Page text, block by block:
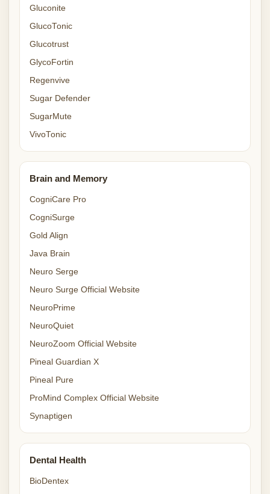
Gluconite
GlucoTonic
Glucotrust
GlycoFortin
Regenvive
Sugar Defender
SugarMute
VivoTonic
Brain and Memory
CogniCare Pro
CogniSurge
Gold Align
Java Brain
Neuro Serge
Neuro Surge Official Website
NeuroPrime
NeuroQuiet
NeuroZoom Official Website
Pineal Guardian X
Pineal Pure
ProMind Complex Official Website
Synaptigen
Dental Health
BioDentex